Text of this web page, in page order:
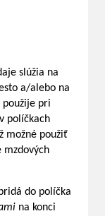
slúžia na
a/alebo na
použije pri
políčkach
možné použiť
do políčka
na konci